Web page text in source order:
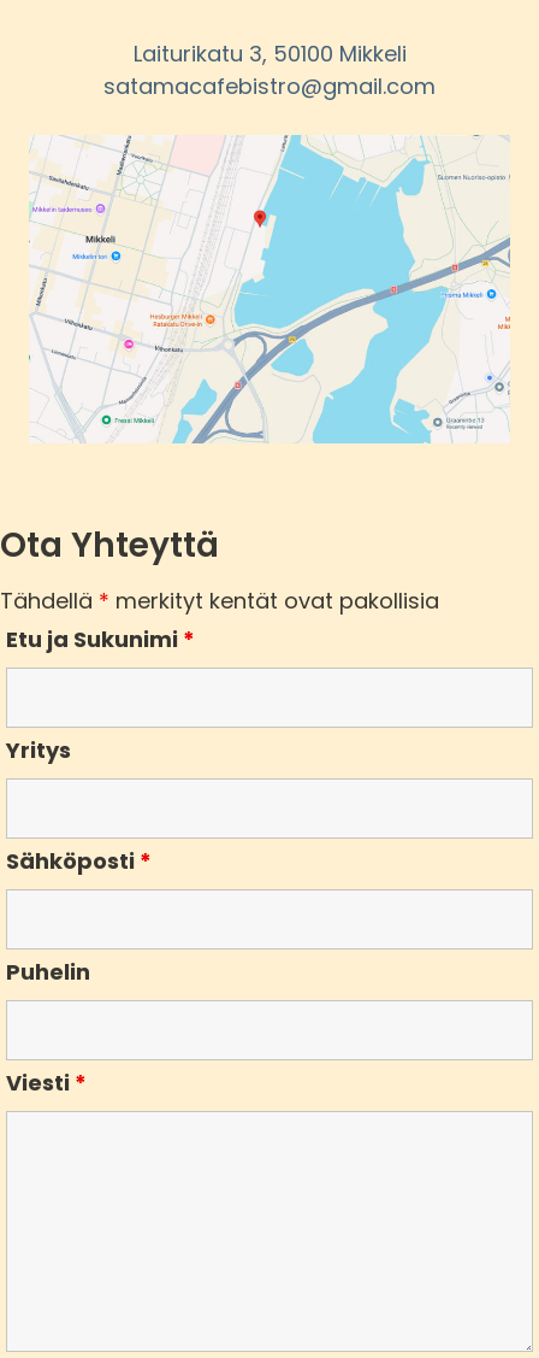
Laiturikatu 3, 50100 Mikkeli
satamacafebistro@gmail.com
Ota Yhteyttä
Tähdellä * merkityt kentät ovat pakollisia
Etu ja Sukunimi *
Yritys
Sähköposti *
Puhelin
Viesti *